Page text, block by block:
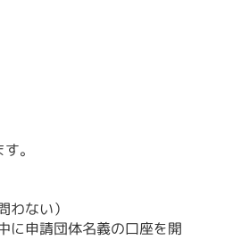
。
ない）
に申請団体名義の口座を開